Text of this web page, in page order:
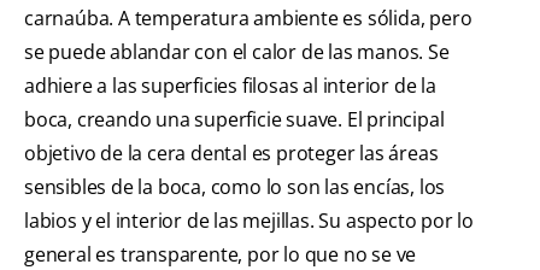
carnaúba. A temperatura ambiente es sólida, pero
se puede ablandar con el calor de las manos. Se
adhiere a las superficies filosas al interior de la
boca, creando una superficie suave. El principal
objetivo de la cera dental es proteger las áreas
sensibles de la boca, como lo son las encías, los
labios y el interior de las mejillas. Su aspecto por lo
general es transparente, por lo que no se ve